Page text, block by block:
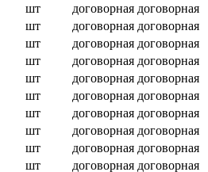
шт договорная договорная
шт договорная договорная
шт договорная договорная
шт договорная договорная
шт договорная договорная
шт договорная договорная
шт договорная договорная
шт договорная договорная
шт договорная договорная
шт договорная договорная